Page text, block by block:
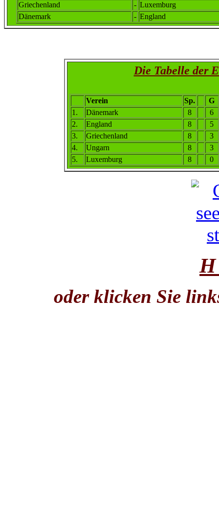
Griechenland
- Luxemburg
Dänemark
- England
Die Tabelle der
Verein Sp.
G
1.
Dänemark 8
6
2.
England 8
5
3.
Griechenland 8
3
4.
Ungarn 8
3
5. Luxemburg 8 0
oder klicken Sie